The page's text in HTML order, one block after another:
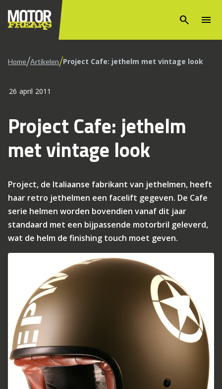
search menu
Home/Artikelen/Project Cafe: jethelm met vintage look
26 april 2011
Project Cafe: jethelm
met vintage look
Project, de Italiaanse fabrikant van jethelmen, heeft
haar retro jethelmen een facelift gegeven. De Cafe
serie helmen worden bovendien vanaf dit jaar
standaard met een bijpassende motorbril geleverd,
wat de helm de finishing touch moet geven.